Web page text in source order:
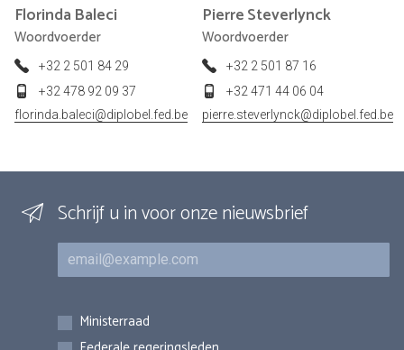
Florinda Baleci
Woordvoerder
+32 2 501 84 29
+32 478 92 09 37
florinda.baleci@diplobel.fed.be
PierreSteverlynck
Woordvoerder
+32 2 501 87 16
+32 471 44 06 04
pierre.steverlynck@diplobel.fed.be
Schrijf u in voor onze nieuwsbrief
E-mail
Inschrijvingen
Ministerraad